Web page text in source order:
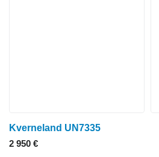
Kverneland UN7335
2 950 €